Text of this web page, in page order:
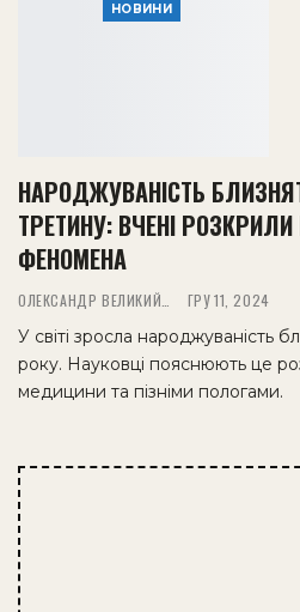
НОВИНИ
НАРОДЖУВАНІСТЬ
ТРЕТИНУ: ВЧЕНІ
ФЕНОМЕНА
ГРУ 11, 2024
У світі зросла народжуваність
року. Науковці пояснюють це
медицини та пізніми пологами.